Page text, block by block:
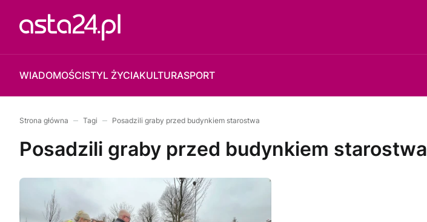
WIADOMOŚCISTYL ŻYCIAKULTURASPORT
Strona główna Tagi Posadzili graby przed budynkiem starostwa
Posadzili graby przed budynkiem starostwa